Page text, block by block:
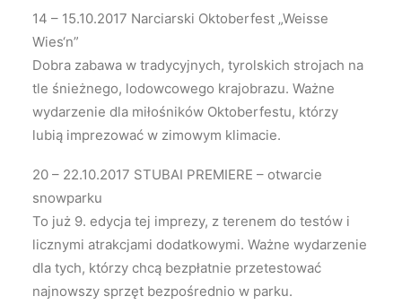
14 – 15.10.2017 Narciarski Oktoberfest „Weisse
Wies‘n”
Dobra zabawa w tradycyjnych, tyrolskich strojach na
tle śnieżnego, lodowcowego krajobrazu. Ważne
wydarzenie dla miłośników Oktoberfestu, którzy
lubią imprezować w zimowym klimacie.
20 – 22.10.2017 STUBAI PREMIERE – otwarcie
snowparku
To już 9. edycja tej imprezy, z terenem do testów i
licznymi atrakcjami dodatkowymi. Ważne wydarzenie
dla tych, którzy chcą bezpłatnie przetestować
najnowszy sprzęt bezpośrednio w parku.